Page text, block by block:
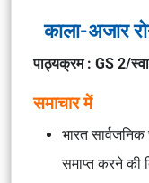
काला-अजार
पाठ्यक्रम : GS 2/
समाचार में
भारत
समाप्त करने की